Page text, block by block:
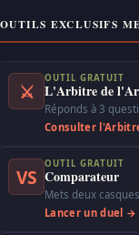
OUTILS EXCLUSIFS
⚔
OUTIL GRATUIT
L'Arbitre de
Réponds à 3
Consulter
VS
OUTIL GRATUIT
Comparateur
Mets deux
Lancer un duel →